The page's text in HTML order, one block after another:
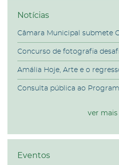
Notícias
Câmara Municipal submete
Concurso de fotografia
Amália Hoje, Arte e o
Consulta pública ao
ver mais
Eventos